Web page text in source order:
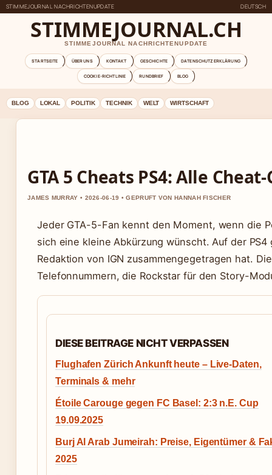
STIMMEJOURNAL NACHRICHTENUPDATE DEUTSCH
STIMMEJOURNAL.CH
STIMMEJOURNAL NACHRICHTENUPDATE
STARTSEITE ÜBER UNS KONTAKT GESCHICHTE DATENSCHUTZERKLÄRUNG
COOKIE-RICHTLINIE RUNDBRIEF BLOG
BLOG LOKAL POLITIK TECHNIK WELT WIRTSCHAFT
GTA 5 Cheats PS4: Alle
JAMES MURRAY • 2026-06-19 • GEPRUFT VON HANNAH FISCHER
Jeder GTA-5-Fan kennt den Moment, wenn die
sich eine kleine Abkürzung wünscht. Auf der
Redaktion von IGN zusammengegetragen hat.
Telefonnummern, die Rockstar für den Story-
DIESE BEITRAGE NICHT VERPASSEN
Flughafen Zürich Ankunft heute – Live-Daten,
Terminals & mehr
Étoile Carouge gegen FC Basel: 2:3 n.E. Cup
19.09.2025
Burj Al Arab Jumeirah: Preise, Eigentümer &
2025